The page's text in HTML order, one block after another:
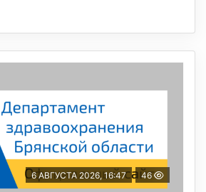
6 АВГУСТА 2026, 16:47 46